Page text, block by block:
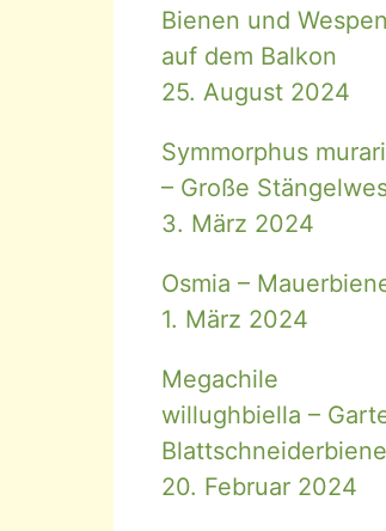
Bienen und Wespen
auf dem Balkon
25. August 2024
Symmorphus
– Große
3. März 2024
Osmia –
1. März 2024
Megachile
willughbiella –
Blattschneiderbiene
20. Februar 2024